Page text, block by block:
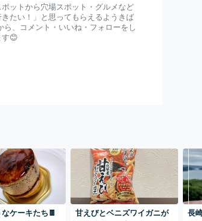
ットから穴場スポット・グルメなど
たい！」と思ってもらえるようきば
、コメント・いいね・フォローをし
😊
ケーキたち🍫
甘えびとベニズワイガニが
長